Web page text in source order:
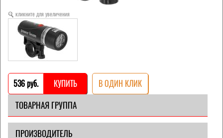
кликните для увеличения
536 pуб. КУПИТЬ В ОДИН КЛИК
ТОВАРНАЯ ГРУППА
ПРОИЗВОДИТЕЛЬ